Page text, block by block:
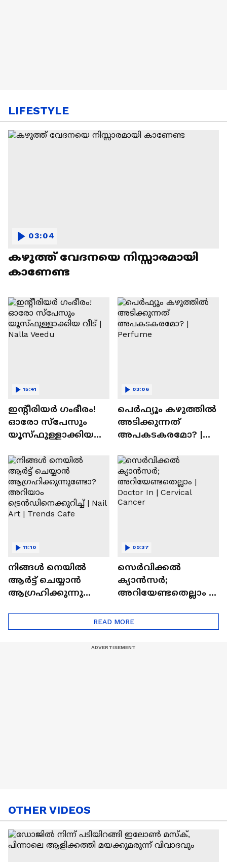
LIFESTYLE
കഴുത്ത് വേദനയെ നിസ്സാരമായി
കാണേണ്ട
03:04
ഇന്റീരിയർ ഗംഭീരം!
ഓരോ സ്‌പേസും
യൂസ്ഫുള്ളാക്കിയ
15:41
പെർഫ്യൂം കഴുത്തിൽ
അടിക്കുന്നത്
അപകടകരമോ? |
03:06
നിങ്ങൾ നെയിൽ
ആർട്ട് ചെയ്യാൻ
ആഗ്രഹിക്കുന്നുണ്ടോ
ട്രെൻഡിനെക്കുറിച്ച് |
Nail Art | Trends Cafe
11:10
സെർവിക്കൽ
ക്യാൻസർ;
അറിയേണ്ടതെല്ലാം |
Cancer
09:37
READ MORE
OTHER VIDEOS